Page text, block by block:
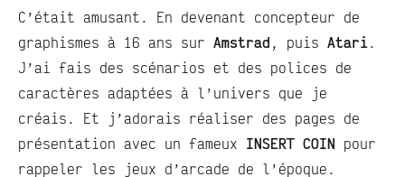
C’était amusant. En devenant concepteur de
graphismes à 16 ans sur Amstrad , puis Atari.
J’ai fais des scénarios et des polices de
caractères adaptées à l’univers que je
créais. Et j’adorais réaliser des pages de
présentation avec un fameux INSERT COIN pour
rappeler les jeux d’arcade de l’époque.